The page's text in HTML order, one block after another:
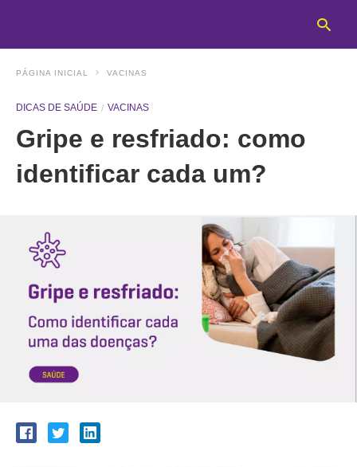
PÁGINA INICIAL VACINAS
DICAS DE SAÚDE VACINAS
Gripe e resfriado: como
identificar cada um?